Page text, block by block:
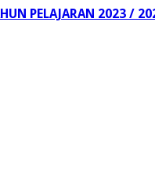
PELAJARAN 2023 /